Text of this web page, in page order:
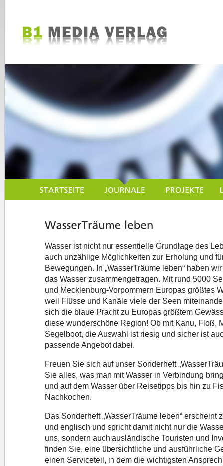
Wasser ist nicht nur essentielle Grundlage des
auch unzählige Möglichkeiten zur Erholung und
Bewegungen. In „WasserTräume leben“ haben
das Wasser zusammengetragen. Mit rund 5000
und Mecklenburg-Vorpommern Europas größtes
weil Flüsse und Kanäle viele der Seen
sich die blaue Pracht zu Europas größtem
diese wunderschöne Region! Ob mit Kanu, Floß,
Segelboot, die Auswahl ist riesig und sicher ist
passende Angebot dabei.
Freuen Sie sich auf unser Sonderheft
Sie alles, was man mit Wasser in Verbindung
und auf dem Wasser über Reisetipps bis hin zu
Nachkochen.
Das Sonderheft „WasserTräume leben“ erscheint
und englisch und spricht damit nicht nur die
uns, sondern auch ausländische Touristen und
finden Sie, eine übersichtliche und ausführliche
einen Serviceteil, in dem die wichtigsten